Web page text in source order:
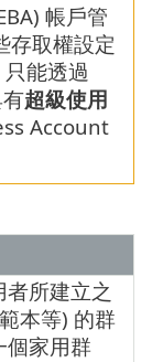
帳戶管
存取權設定
只能透過
有超級使用
Account
所建立之
本等) 的群
個家用群